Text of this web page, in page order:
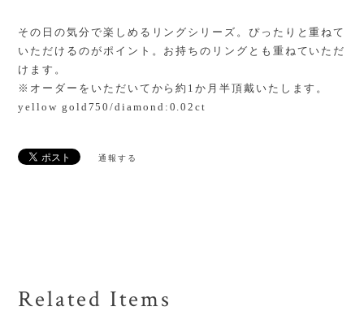
その日の気分で楽しめるリングシリーズ。ぴったりと重ねて
いただけるのがポイント。お持ちのリングとも重ねていただ
けます。
※オーダーをいただいてから約1か月半頂戴いたします。
yellow gold750/diamond:0.02ct
通報する
Related Items